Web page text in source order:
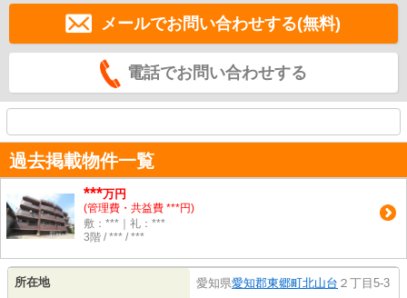
メールでお問い合わせする(無料)
電話でお問い合わせする
過去掲載物件一覧
***万円
(管理費・共益費 ***円)
敷：***｜礼：***
3階 / *** / ***
所在地 愛知県愛知郡東郷町北山台 ２丁目5-3